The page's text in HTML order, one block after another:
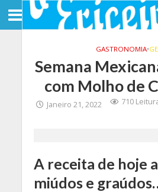
GASTRONOMIA•
Semana
com Molho de
Janeiro 21, 2022 710
A receita de hoje
miúdos e